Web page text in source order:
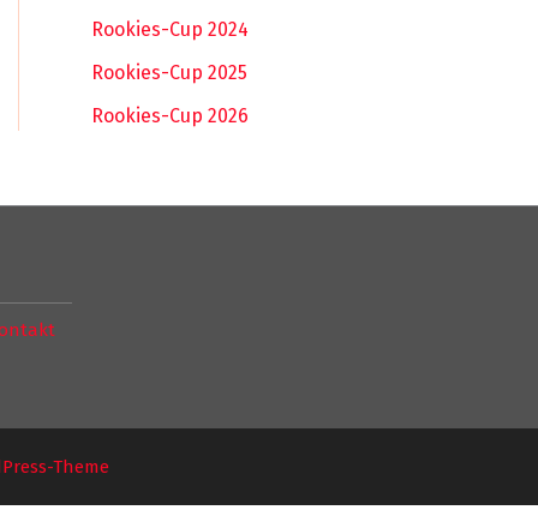
Rookies-Cup 2024
Rookies-Cup 2025
Rookies-Cup 2026
Theme